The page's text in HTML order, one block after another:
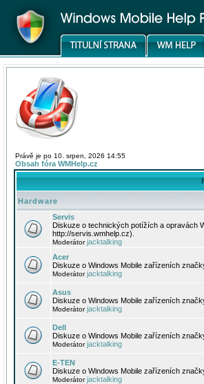
Právě je po 10. srpen, 2026 14:55
Obsah fóra WMHelp.cz
Hardware
Servis
Diskuze o technických potížích a opravách
http://servis.wmhelp.cz).
Moderátorjacktalking
Acer
Diskuze o Windows Mobile zařízeních
Moderátorjacktalking
Asus
Diskuze o Windows Mobile zařízeních
Moderátorjacktalking
Dell
Diskuze o Windows Mobile zařízeních
Moderátorjacktalking
E-TEN
Diskuze o Windows Mobile zařízeních
Moderátorjacktalking